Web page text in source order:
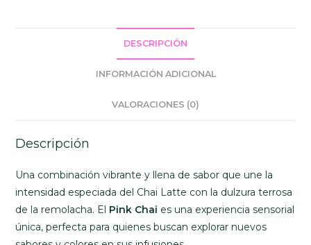
DESCRIPCIÓN
INFORMACIÓN ADICIONAL
VALORACIONES (0)
Descripción
Una combinación vibrante y llena de sabor que une la
intensidad especiada del Chai Latte con la dulzura terrosa
de la remolacha. El Pink Chai es una experiencia sensorial
única, perfecta para quienes buscan explorar nuevos